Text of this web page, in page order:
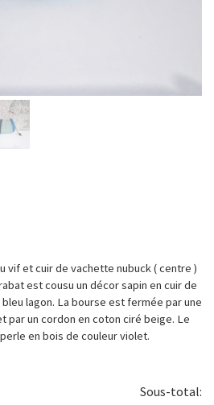
vif et cuir de vachette nubuck ( centre )
est cousu un décor sapin en cuir de
lagon. La bourse est fermée par une
par un cordon en coton ciré beige. Le
en bois de couleur violet.
Sous-total: